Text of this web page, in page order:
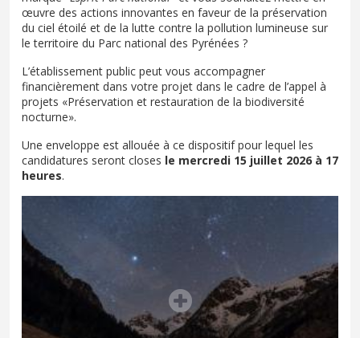
œuvre des actions innovantes en faveur de la préservation
du ciel étoilé et de la lutte contre la pollution lumineuse sur
le territoire du Parc national des Pyrénées ?
L’établissement public peut vous accompagner
financièrement dans votre projet dans le cadre de l’appel à
projets «Préservation et restauration de la biodiversité
nocturne».
Une enveloppe est allouée à ce dispositif pour lequel les
candidatures seront closes le mercredi 15 juillet 2026 à 17
heures.